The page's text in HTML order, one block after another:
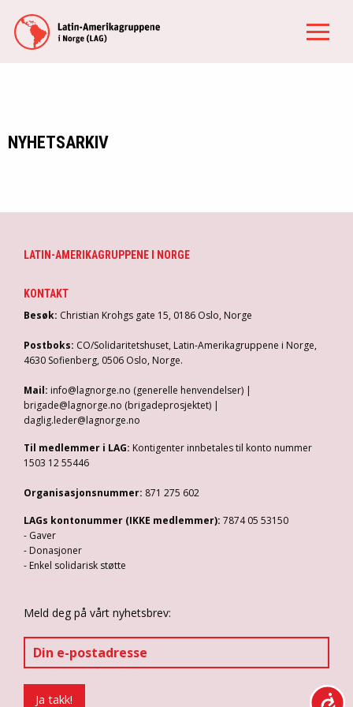
NYHETSARKIV
LATIN-AMERIKAGRUPPENE I NORGE
KONTAKT
Besøk: Christian Krohgs gate 15, 0186 Oslo, Norge
Postboks: CO/Solidaritetshuset, Latin-Amerikagruppene i Norge,
4630 Sofienberg, 0506 Oslo, Norge.
Mail: info@lagnorge.no (generelle henvendelser) |
brigade@lagnorge.no (brigadeprosjektet) |
daglig.leder@lagnorge.no
Til medlemmer i LAG: Kontigenter innbetales til konto nummer
1503 12 55446
Organisasjonsnummer: 871 275 602
LAGs kontonummer (IKKE medlemmer): 7874 05 53150
- Gaver
- Donasjoner
- Enkel solidarisk støtte
Meld deg på vårt nyhetsbrev: